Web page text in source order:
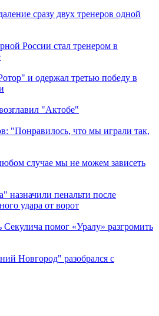
сразу двух тренеров одной
России стал тренером в
и одержал третью победу в
"Актобе"
"Понравилось, что мы играли так,
случае мы не можем зависеть
назначили пенальти после
удара от ворот
помог «Уралу» разгромить
Новгород" разобрался с